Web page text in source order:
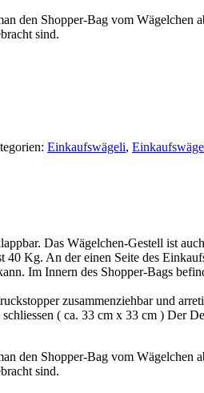
den Shopper-Bag vom
sind.
Einkaufswägeli,
Das Wägelchen-Gestell ist
Kg. An der einen Seite des
Im Innern des Shopper-Bags
zusammenziehbar und
( ca. 33 cm x 33 cm ) Der
den Shopper-Bag vom
sind.